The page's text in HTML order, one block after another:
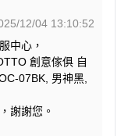
12/04 13:10:52
中心，
創意傢俱 自
07BK, 男神黑,
謝謝您。